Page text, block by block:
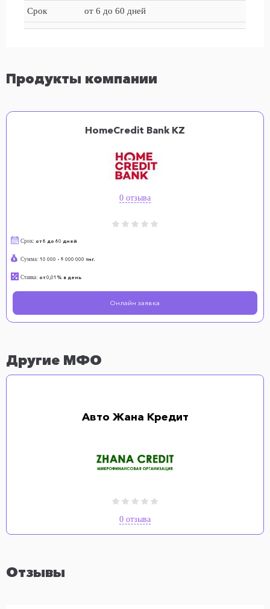
Срок от 6 до 60 дней
Продукты компании
HomeCredit Bank KZ
0 отзыва
Срок: от 6 до 60 дней
Сумма: 10 000 - 5 000 000 тнг.
Ставка: от 0,01% в день
Онлайн заявка
Другие МФО
Авто Жана Кредит
0 отзыва
Отзывы